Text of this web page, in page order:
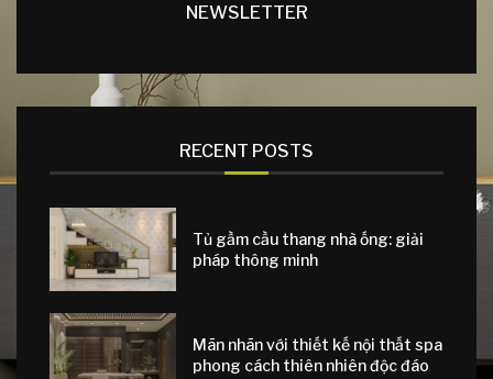
NEWSLETTER
RECENT POSTS
Tủ gầm cầu thang nhà ống: giải
pháp thông minh
Mãn nhãn với thiết kế nội thất spa
phong cách thiên nhiên độc đáo